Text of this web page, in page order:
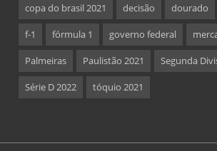
copa do brasil 2021 decisão dourado
f-1 fórmula 1 governo federal
Palmeiras Paulistão 2021 Segunda
Série D 2022 tóquio 2021